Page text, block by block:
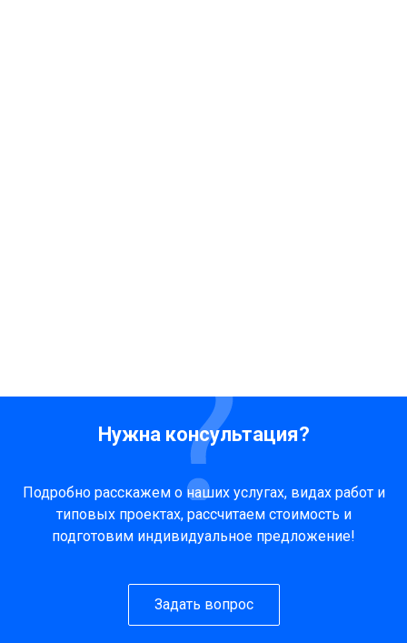
Нужна консультация?
Подробно расскажем о наших услугах, видах работ и
типовых проектах, рассчитаем стоимость и
подготовим индивидуальное предложение!
Задать вопрос